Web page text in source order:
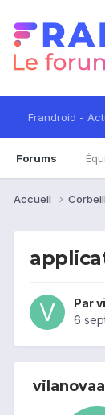
Frandroid -
Forums
Accueil
Par
6